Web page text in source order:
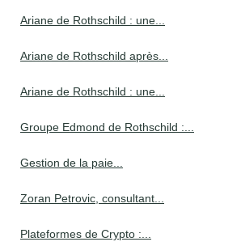
Ariane de Rothschild : une...
Ariane de Rothschild après...
Ariane de Rothschild : une...
Groupe Edmond de Rothschild :...
Gestion de la paie...
Zoran Petrovic, consultant...
Plateformes de Crypto :...